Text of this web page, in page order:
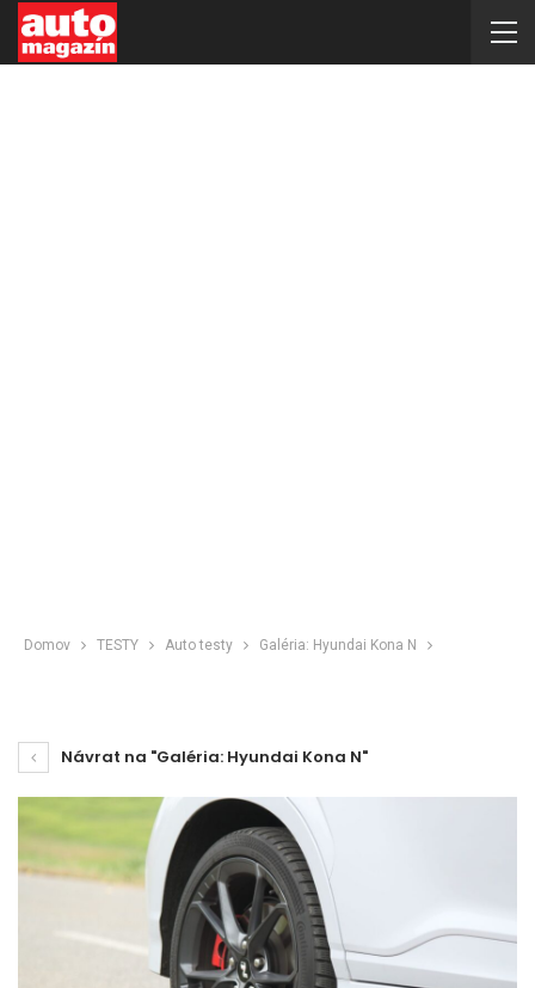
Domov TESTY Auto testy Galéria: Hyundai Kona N
Návrat na "Galéria: Hyundai Kona N"